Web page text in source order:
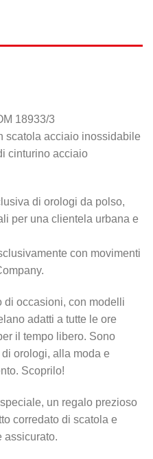
18933/3
scatola acciaio inossidabile
cinturino acciaio
di orologi da polso,
per una clientela urbana e
con movimenti
di occasioni, con modelli
adatti a tutte le ore
il tempo libero. Sono
orologi, alla moda e
Scoprilo!
un regalo prezioso
corredato di scatola e
assicurato.